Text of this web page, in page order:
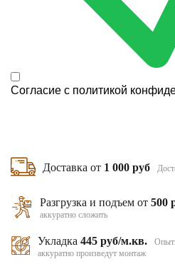
Согласие с политикой
Доставка от 1 000 руб
Разгрузка и подъем от500
аккуратно сложить
Укладка 445 руб/м.кв.
аккуратно произведут монтаж